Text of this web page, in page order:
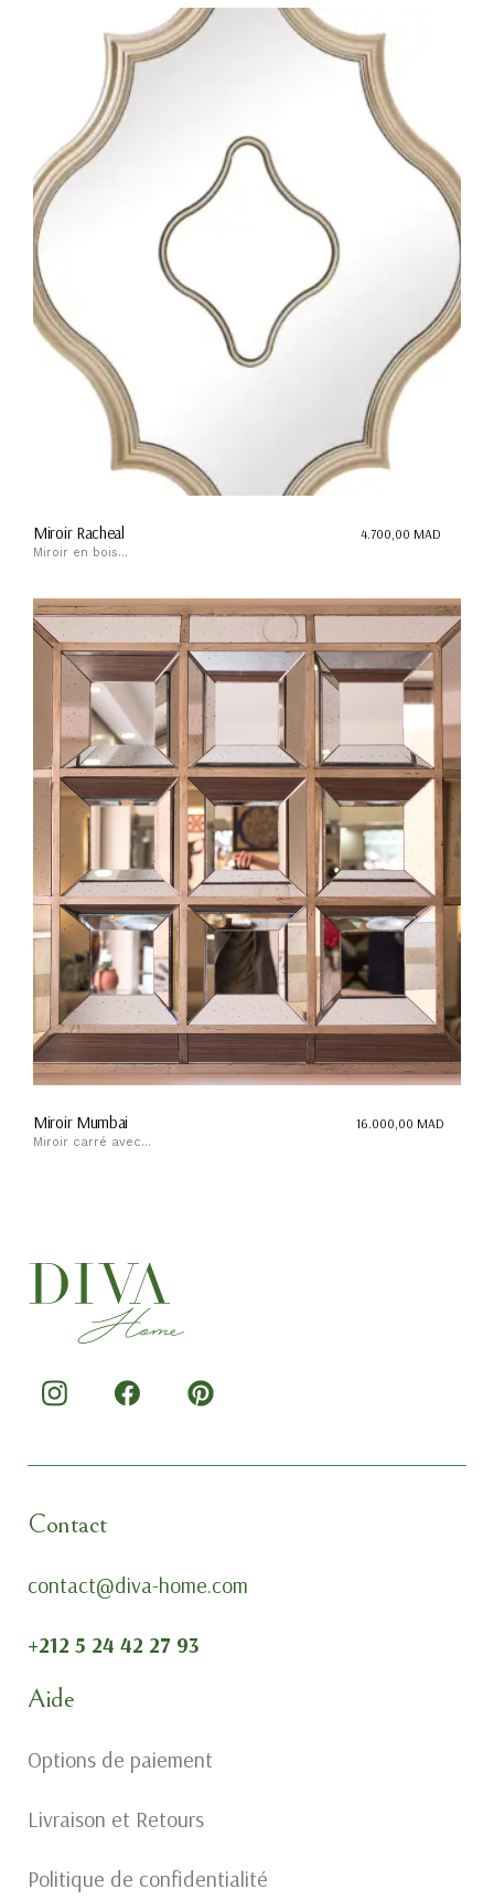
Miroir Racheal
Miroir en bois...
4.700,00 MAD
Miroir Mumbai
Miroir carré avec...
16.000,00 MAD
Contact
contact@diva-home.com
+212 5 24 42 27 93
Aide
Options de paiement
Livraison et Retours
Politique de confidentialité